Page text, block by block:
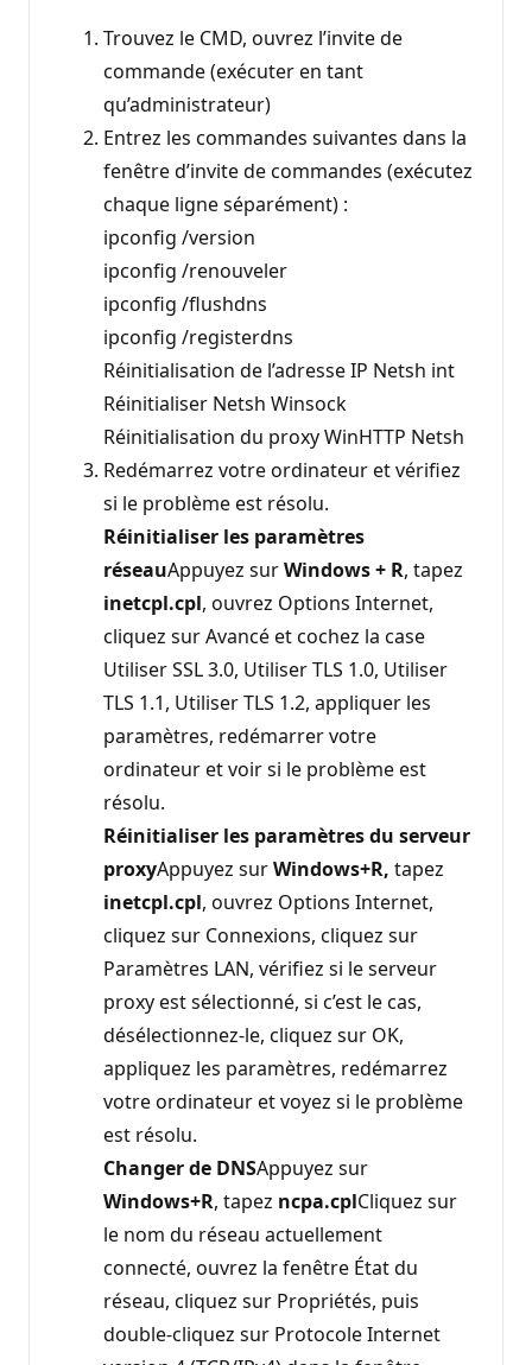
Trouvez le CMD, ouvrez l’invite de
commande (exécuter en tant
qu’administrateur)
Entrez les commandes suivantes dans la
fenêtre d’invite de commandes (exécutez
chaque ligne séparément) :
ipconfig /version
ipconfig /renouveler
ipconfig /flushdns
ipconfig /registerdns
Réinitialisation de l’adresse IP Netsh int
Réinitialiser Netsh Winsock
Réinitialisation du proxy WinHTTP Netsh
Redémarrez votre ordinateur et vérifiez
si le problème est résolu.
Réinitialiser les paramètres
réseauAppuyez surWindows + R, tapez
inetcpl.cpl, ouvrez Options Internet,
cliquez sur Avancé et cochez la case
Utiliser SSL 3.0, Utiliser TLS 1.0, Utiliser
TLS 1.1, Utiliser TLS 1.2, appliquer les
paramètres, redémarrer votre
ordinateur et voir si le problème est
résolu.
Réinitialiser les paramètres du serveur
proxyAppuyez surWindows+R, tapez
inetcpl.cpl, ouvrez Options Internet,
cliquez sur Connexions, cliquez sur
Paramètres LAN, vérifiez si le serveur
proxy est sélectionné, si c’est le cas,
désélectionnez-le, cliquez sur OK,
appliquez les paramètres, redémarrez
votre ordinateur et voyez si le problème
est résolu.
Changer de DNSAppuyez sur
Windows+R, tapez ncpa.cplCliquez sur
le nom du réseau actuellement
connecté, ouvrez la fenêtre État du
réseau, cliquez sur Propriétés, puis
double-cliquez sur Protocole Internet